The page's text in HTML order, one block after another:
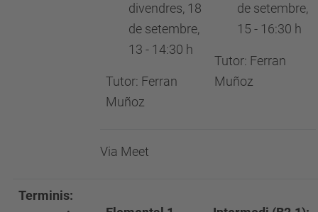
divendres, 18
de setembre,
13 - 14:30 h
Tutor: Ferran
Muñoz
de setembre,
15 - 16:30 h
Tutor: Ferran
Muñoz
Via Meet
Terminis: